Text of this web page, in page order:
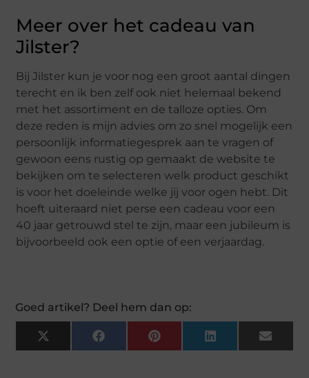
Meer over het cadeau van
Jilster?
Bij Jilster kun je voor nog een groot aantal dingen
terecht en ik ben zelf ook niet helemaal bekend
met het assortiment en de talloze opties. Om
deze reden is mijn advies om zo snel mogelijk een
persoonlijk informatiegesprek aan te vragen of
gewoon eens rustig op gemaakt de website te
bekijken om te selecteren welk product geschikt
is voor het doeleinde welke jij voor ogen hebt. Dit
hoeft uiteraard niet perse een cadeau voor een
40 jaar getrouwd stel te zijn, maar een jubileum is
bijvoorbeeld ook een optie of een verjaardag.
Goed artikel? Deel hem dan op:
X
(Twitter)
Facebook Pinterest LinkedIn Email